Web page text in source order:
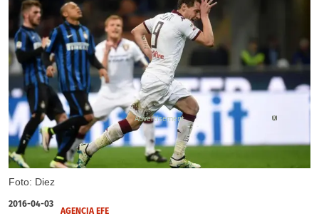
Foto: Diez
X
2016-04-03
AGENCIA EFE